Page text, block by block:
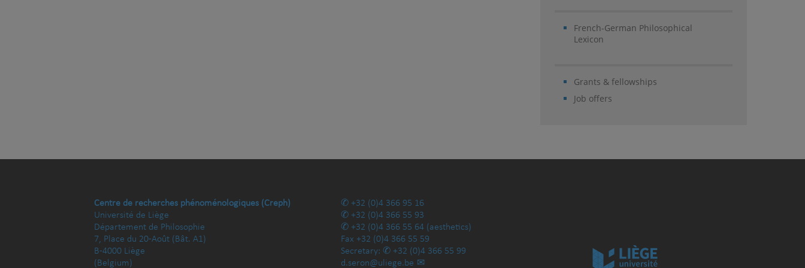
French-German Philosophical
Lexicon
Grants & fellowships
Job offers
Centre de recherches phénoménologiques (Creph)
Université de Liège
Département de Philosophie
7, Place du 20-Août (Bât. A1)
B-4000 Liège
(Belgium)
+32 (0)4 366 95 16
+32 (0)4 366 55 93
+32 (0)4 366 55 64 (aesthetics)
Fax +32 (0)4 366 55 59
Secretary:
+32 (0)4 366 55 99
d.seron@uliege.be